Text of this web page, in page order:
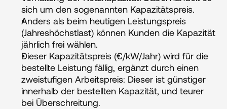
sich um den sogenannten Kapazitätspreis.
Anders als beim heutigen Leistungspreis
(Jahreshöchstlast) können Kunden die Kapazität
jährlich frei wählen.
Dieser Kapazitätspreis (€/kW/Jahr) wird für die
bestellte Leistung fällig, ergänzt durch einen
zweistufigen Arbeitspreis: Dieser ist günstiger
innerhalb der bestellten Kapazität, und teurer
bei Überschreitung.